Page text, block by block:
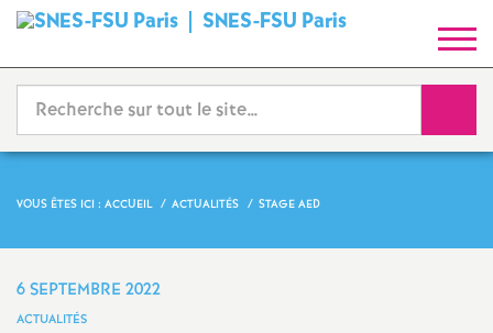
SNES-FSU ParisS
y
n
i
VOUS ÊTES ICI : ACCUEIL ACTUALITÉS STAGE AED
6 SEPTEMBRE 2022
ACTUALITÉS